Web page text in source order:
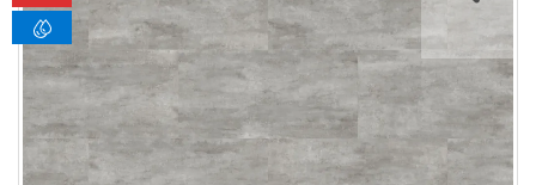
der
Bildergalerie
springen